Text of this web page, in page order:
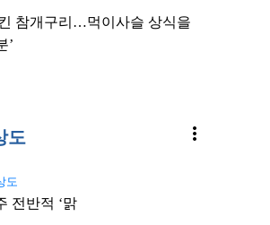
참개구리…먹이사슬 상식을
’
도 more_vert
도
전반적 ‘맑